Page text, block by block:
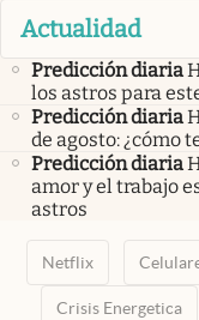
Actualidad
Predicción diaria
los astros para
Predicción diaria
de agosto: ¿cómo
Predicción diaria
amor y el trabajo
astros
Netflix
Crisis Energetica